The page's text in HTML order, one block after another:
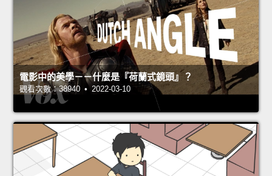
電影中的美學－－什麼是『荷蘭式鏡頭』？
觀看次數：38940 • 2022-03-10